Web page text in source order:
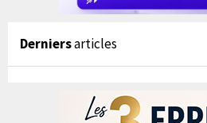
Derniersarticles